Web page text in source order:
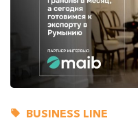
BUSINESS LINE